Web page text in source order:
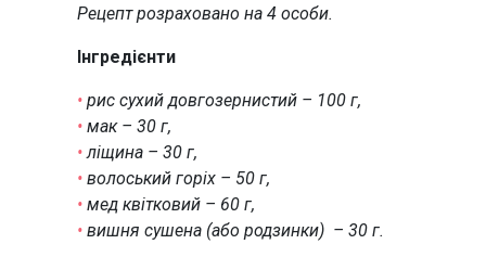
Рецепт розраховано на 4 особи.
Інгредієнти
• рис сухий довгозернистий – 100 г,
• мак – 30 г,
•ліщина – 30 г,
• волоський горіх – 50 г,
• мед квітковий – 60 г,
• вишня сушена (або родзинки) – 30 г.